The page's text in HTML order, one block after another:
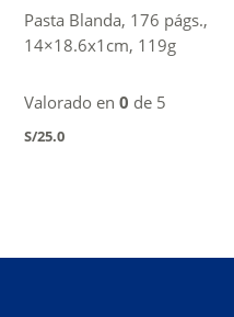
Pasta Blanda, 176 págs.,
14×18.6x1cm, 119g
Valorado en 0 de 5
S/25.0